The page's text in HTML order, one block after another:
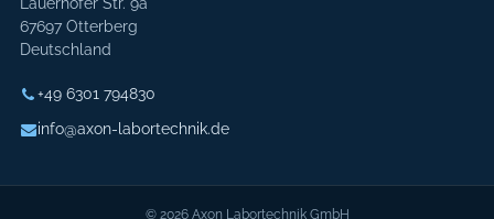
Lauerhöfer Str. 9a
67697 Otterberg
Deutschland
+49 6301 794830
info@axon-labortechnik.de
© 2026 Axon Labortechnik GmbH